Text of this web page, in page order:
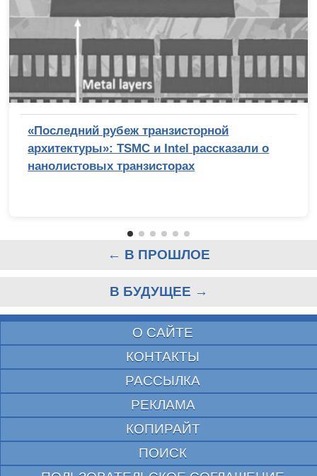
«Последний рубеж транзисторной
архитектуры»: TSMC и Intel рассказали о
нанолистовых транзисторах
← В ПРОШЛОЕ
В БУДУЩЕЕ →
О САЙТЕ
КОНТАКТЫ
РАССЫЛКА
РЕКЛАМА
КОПИРАЙТ
ПОИСК